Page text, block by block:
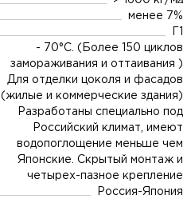
менее 7%
- 70°C. (Более 150 циклов
замораживания и оттаивания )
Для отделки цоколя и фасадов
(жилые и коммерческие здания)
Разработаны специально под
Российский климат, имеют
водопоглощение меньше чем
Японские. Скрытый монтаж и
четырех-пазное крепление
Россия-Япония